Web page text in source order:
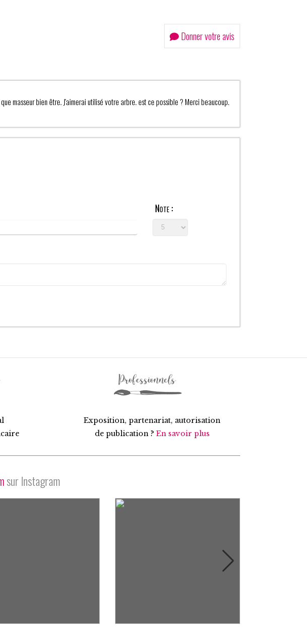
Donner votre avis
masseur bien être. J'aimerai utilisé votre arbre. est ce possible ? Merci beaucoup.
Note :
Exposition, partenariat, autorisation
de publication ? En savoir plus
sur Instagram